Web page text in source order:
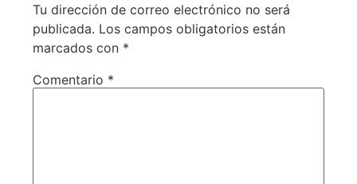
Tu dirección de correo electrónico no será
publicada. Los campos obligatorios están
marcados con *
Comentario *